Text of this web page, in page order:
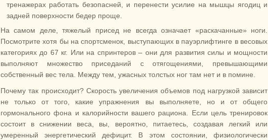
тренажерах работать безопасней, и перенести усилие на мышцы ягодиц и
задней поверхности бедер проще.
На самом деле, тяжелый присед не всегда означает «раскачанные» ноги.
Посмотрите хотя бы на спортсменок, выступающих в пауэрлифтинге в весовых
категориях до 67 кг. Или на спринтеров – они для развития силы и мощности
выполняют множество приседаний с отягощениями, превышающими
собственный вес тела. Между тем, ужасных толстых ног там нет и в помине.
Почему так происходит? Скорость увеличения объемов под нагрузкой зависит
не только от того, какие упражнения вы выполняете, но и от общего
гормонального фона и калорийности вашего рациона. Если цель тренировок
состоит в снижении веса, вы, вероятно, питаетесь, создавая легкий или
умеренный энергетический дефицит. В этом состоянии, физиологически